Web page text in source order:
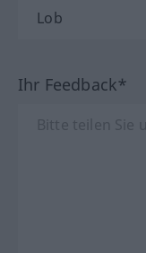
Ihr Feedback*